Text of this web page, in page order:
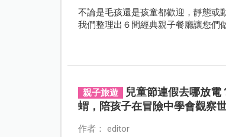
不論是毛孩還是孩童都歡迎，靜態或
我們整理出６間經典親子餐廳讓您們
親子旅遊
兒童節連假去哪放電
蝟，陪孩子在冒險中學會觀察
作者： editor